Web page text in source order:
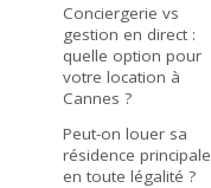
Conciergerie vs
gestion en direct :
quelle option pour
votre location à
Cannes ?
Peut-on louer sa
résidence principale
en toute légalité ?